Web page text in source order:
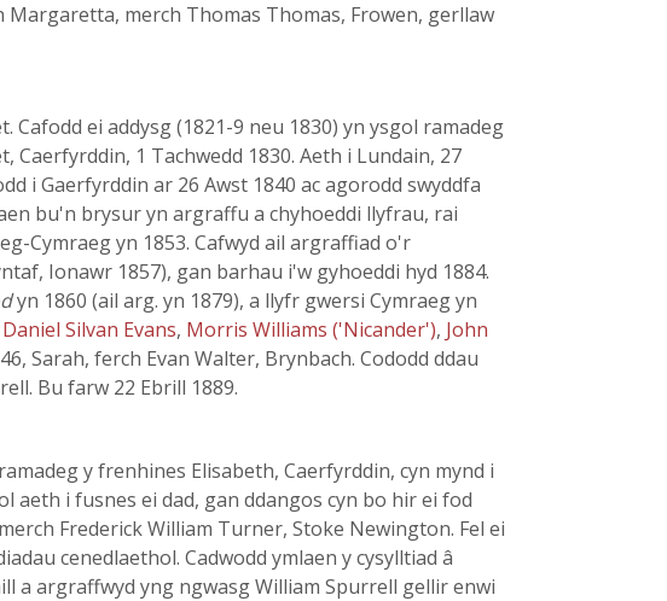
Margaretta, merch Thomas Thomas, Frowen, gerllaw
Cafodd ei addysg (1821-9 neu 1830) yn ysgol ramadeg
Caerfyrddin, 1 Tachwedd 1830. Aeth i Lundain, 27
i Gaerfyrddin ar 26 Awst 1840 ac agorodd swyddfa
bu'n brysur yn argraffu a chyhoeddi llyfrau, rai
Cymraeg yn 1853. Cafwyd ail argraffiad o'r
Ionawr 1857), gan barhau i'w gyhoeddi hyd 1884.
yn 1860 (ail arg. yn 1879), a llyfr gwersi Cymraeg yn
Daniel Silvan Evans, Morris Williams ('Nicander'), John
Sarah, ferch Evan Walter, Brynbach. Cododd ddau
Bu farw 22 Ebrill 1889.
y frenhines Elisabeth, Caerfyrddin, cyn mynd i
aeth i fusnes ei dad, gan ddangos cyn bo hir ei fod
Frederick William Turner, Stoke Newington. Fel ei
cenedlaethol. Cadwodd ymlaen y cysylltiad â
a argraffwyd yng ngwasg William Spurrell gellir enwi